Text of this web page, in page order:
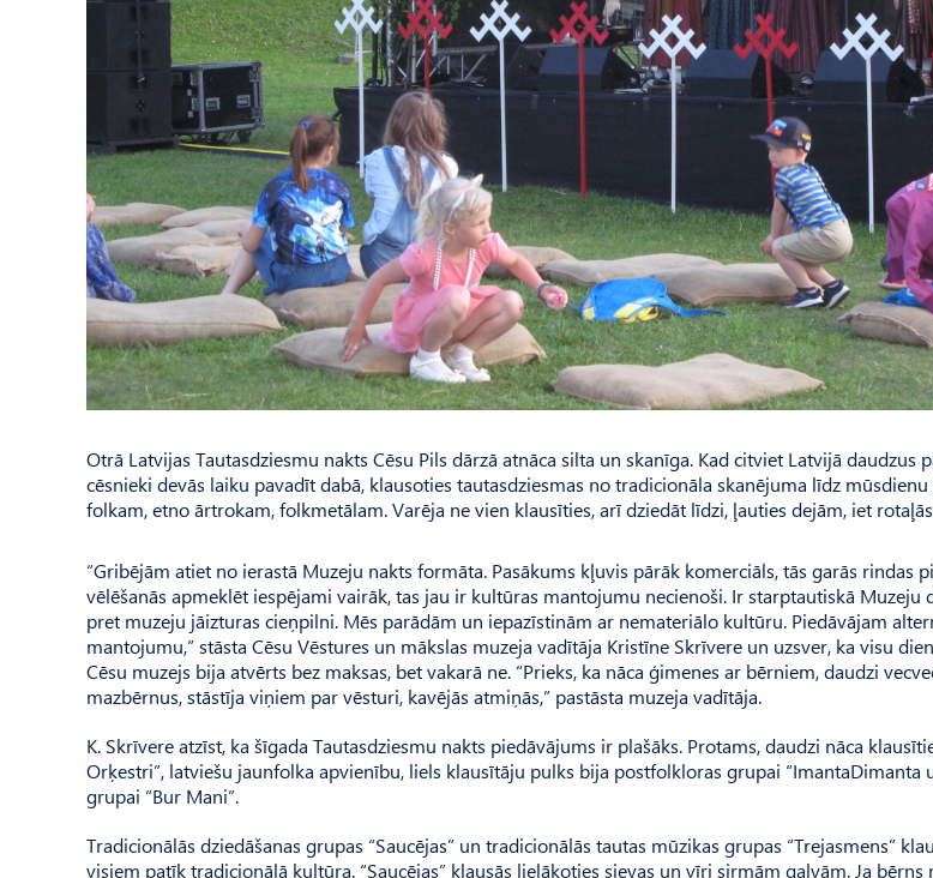
Otrā Latvijas Tautasdziesmu nakts Cēsu Pils dārzā atnāca silta un skanīga. Kad citviet Latvijā daudzus
cēsnieki devās laiku pavadīt dabā, klausoties tautasdziesmas no tradicionāla skanējuma līdz
folkam, etno ārtrokam, folkmetālam. Varēja ne vien klausīties, arī dziedāt līdzi, ļauties dejām, iet
“Gribējām atiet no ierastā Muzeju nakts formāta. Pasākums kļuvis pārāk komerciāls, tās garās rindas
vēlēšanās apmeklēt iespējami vairāk, tas jau ir kultūras mantojumu necienoši. Ir starptautiskā Muzeju
pret muzeju jāizturas cieņpilni. Mēs parādām un iepazīstinām ar nemateriālo kultūru. Piedāvājam
mantojumu,” stāsta Cēsu Vēstures un mākslas muzeja vadītāja Kristīne Skrīvere un uzsver, ka visu
Cēsu muzejs bija atvērts bez maksas, bet vakarā ne. “Prieks, ka nāca ģimenes ar bērniem, daudzi
mazbērnus, stāstīja viņiem par vēsturi, kavējās atmiņās,” pastāsta muzeja vadītāja.
K. Skrīvere atzīst, ka šīgada Tautasdziesmu nakts piedāvājums ir plašāks. Protams, daudzi nāca
Orķestri”, latviešu jaunfolka apvienību, liels klausītāju pulks bija postfolkloras grupai “ImantaDi­manta
grupai “Bur Mani”.
Tradicionālās dziedāšanas grupas “Saucējas” un tradicionālās tautas mūzikas grupas “Trejas­mens”
visiem patīk tradicionālā kultūra. “Saucējas” klausās lielākoties sievas un vīri sirmām galvām. Ja bērns